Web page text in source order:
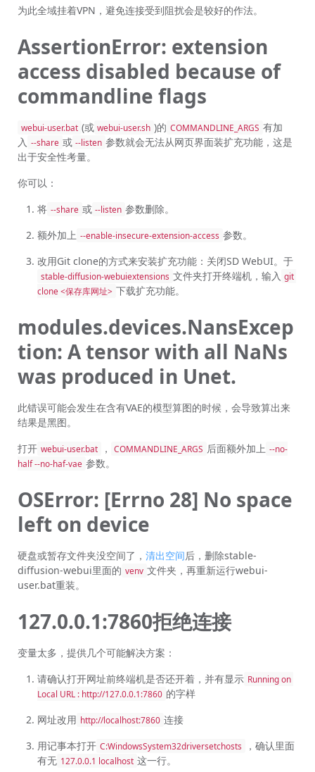
为此全域挂着VPN，避免连接受到阻扰会是较好的作法。
AssertionError: extension
access disabled because of
commandline flags
webui-user.bat (或 webui-user.sh )的 COMMANDLINE_ARGS 有加
入 --share 或 --listen 参数就会无法从网页界面装扩充功能，这是
出于安全性考量。
你可以：
将 --share 或 --listen 参数删除。
额外加上 --enable-insecure-extension-access 参数。
改用Git clone的方式来安装扩充功能：关闭SD WebUI。于
stable-diffusion-webuiextensions 文件夹打开终端机，输入 git
clone <保存库网址> 下载扩充功能。
modules.devices.NansExcep
tion: A tensor with all NaNs
was produced in Unet.
此错误可能会发生在含有VAE的模型算图的时候，会导致算出来
结果是黑图。
打开 webui-user.bat ， COMMANDLINE_ARGS 后面额外加上 --no-
half --no-haf-vae 参数。
OSError: [Errno 28] No space
left on device
硬盘或暂存文件夹没空间了， 清出空间后，删除stable-
diffusion-webui里面的 venv 文件夹，再重新运行webui-
user.bat重装。
127.0.0.1:7860拒绝连接
变量太多，提供几个可能解决方案：
请确认打开网址前终端机是否还开着，并有显示 Running on
Local URL : http://127.0.0.1:7860 的字样
网址改用 http://localhost:7860 连接
用记事本打开 C:WindowsSystem32driversetchosts
，确认里面
有无 127.0.0.1 localhost 这一行。